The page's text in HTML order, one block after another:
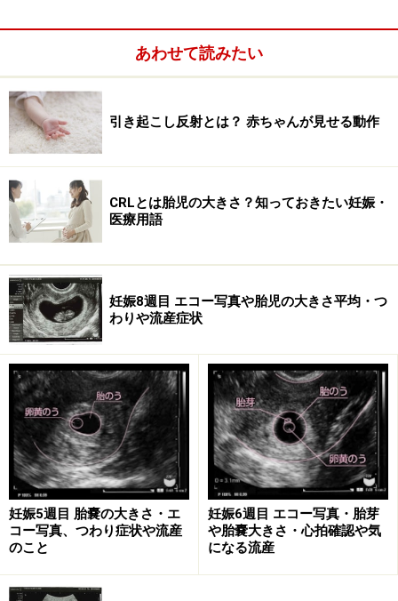
「卵子の成熟の始まり」が生命の始まり？
この数え方は、卵子という「赤ちゃんの前身」も命と考
えているようにみえますね。将来赤ちゃんになるかもし
ます。
月経が始まったということは前の周期の終了を意味しま
すから、次の周期の始まりでもあります。そう考える
と、最終生理の初日がすべての始まりの日と言ってもお
かしくないですね。
あわせて読みたい
引き起こし反射とは？ 赤ちゃんが見せる動作
CRLとは胎児の大きさ？知っておきたい妊娠・
医療用語
妊娠8週目 エコー写真や胎児の大きさ平均・つ
わりや流産症状
妊娠5週目 胎嚢の大きさ・エ
コー写真、つわり症状や流産
のこと
妊娠6週目 エコー写真・胎芽
や胎嚢大きさ・心拍確認や気
になる流産